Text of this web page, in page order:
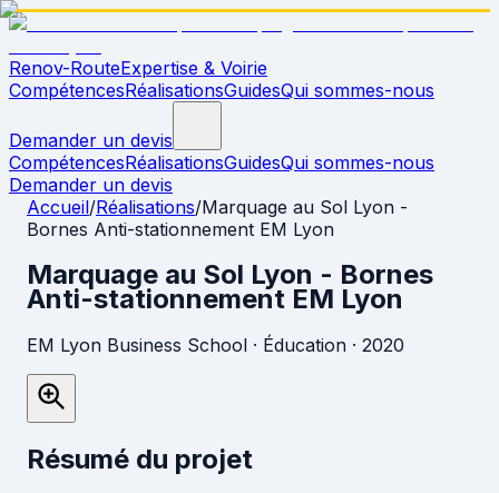
Renov-RouteExpertise & Voirie
CompétencesRéalisationsGuidesQui sommes-nous
Demander un devis
CompétencesRéalisationsGuidesQui sommes-nous
Demander un devis
Accueil/Réalisations/Marquage au Sol Lyon -
Bornes Anti-stationnement EM Lyon
Marquage au Sol Lyon - Bornes
Anti-stationnement EM Lyon
EM Lyon Business School · Éducation · 2020
Résumé du projet